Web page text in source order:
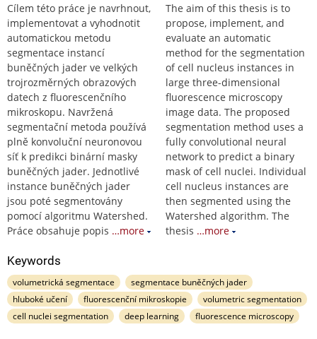
Cílem této práce je navrhnout,
implementovat a vyhodnotit
automatickou metodu
segmentace instancí
buněčných jader ve velkých
trojrozměrných obrazových
datech z fluorescenčního
mikroskopu. Navržená
segmentační metoda používá
plně konvoluční neuronovou
síť k predikci binární masky
buněčných jader. Jednotlivé
instance buněčných jader
jsou poté segmentovány
pomocí algoritmu Watershed.
Práce obsahuje popis …more
The aim of this thesis is to
propose, implement, and
evaluate an automatic
method for the segmentation
of cell nucleus instances in
large three-dimensional
fluorescence microscopy
image data. The proposed
segmentation method uses a
fully convolutional neural
network to predict a binary
mask of cell nuclei. Individual
cell nucleus instances are
then segmented using the
Watershed algorithm. The
thesis …more
Keywords
volumetrická segmentace
segmentace buněčných jader
hluboké učení
fluorescenční mikroskopie
volumetric segmentation
cell nuclei segmentation
deep learning fluorescence microscopy